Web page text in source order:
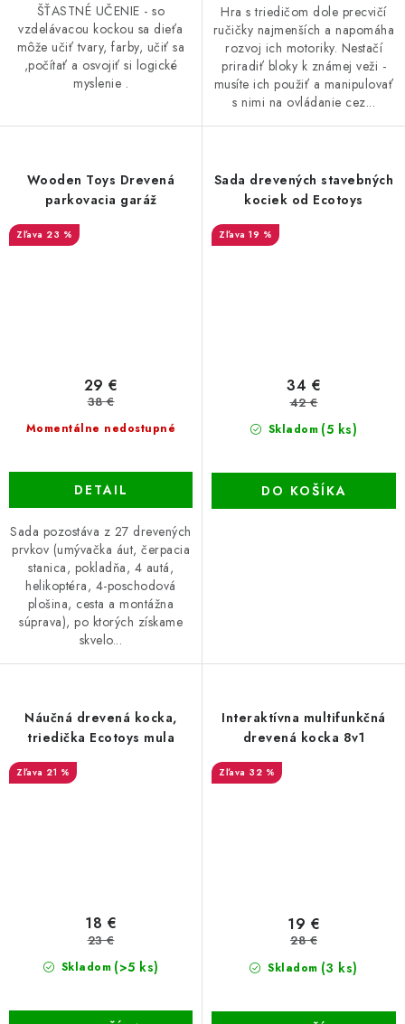
ŠŤASTNÉ UČENIE - so
vzdelávacou kockou sa dieťa
môže učiť tvary, farby, učiť sa
,počítať a osvojiť si logické
myslenie .
Hra s triedičom dole precvičí
ručičky najmenších a napomáha
rozvoj ich motoriky. Nestačí
priradiť bloky k známej veži -
musíte ich použiť a manipulovať
s nimi na ovládanie cez...
Wooden Toys Drevená
parkovacia garáž
23 %
Momentálne nedostupné
29 €
38 €
DETAIL
Sada pozostáva z 27 drevených
prvkov (umývačka áut, čerpacia
stanica, pokladňa, 4 autá,
helikoptéra, 4-poschodová
plošina, cesta a montážna
súprava), po ktorých získame
skvelo...
Sada drevených stavebných
kociek od Ecotoys
19 %
Skladom (5 ks)
34 €
42 €
DO KOŠÍKA
Náučná drevená kocka,
triedička Ecotoys mula
21 %
Skladom (>5 ks)
18 €
23 €
Interaktívna multifunkčná
drevená kocka 8v1
32 %
Skladom (3 ks)
19 €
28 €